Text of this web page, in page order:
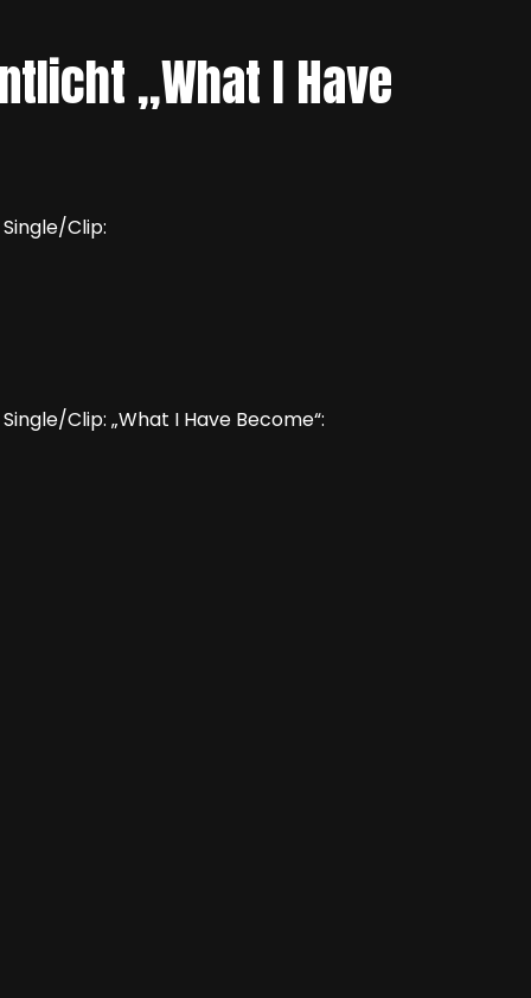
„What I Have
Clip:
Clip: „What I Have Become“: